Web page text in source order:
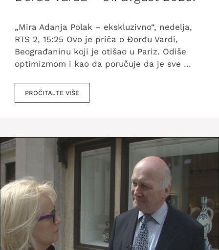
„Mira Adanja Polak – ekskluzivno“, nedelja,
RTS 2, 15:25 Ovo je priča o Đorđu Vardi,
Beograđaninu koji je otišao u Pariz. Odiše
optimizmom i kao da poručuje da je sve …
PROČITAJTE VIŠE